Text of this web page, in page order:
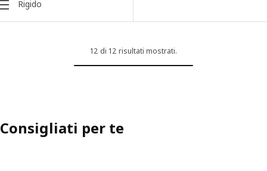
Rigido
12 di 12 risultati mostrati.
Consigliati per te